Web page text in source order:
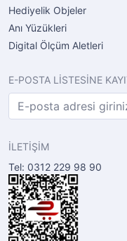
Hediyelik Objeler
Anı Yüzükleri
Digital Ölçüm Aletleri
E-POSTA LİSTESİNE
İLETİŞİM
Tel: 0312 229 98 90